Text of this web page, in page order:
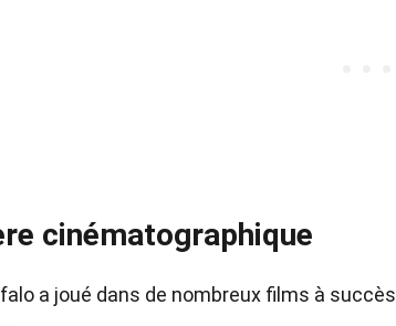
cinématographique
a joué dans de nombreux films à